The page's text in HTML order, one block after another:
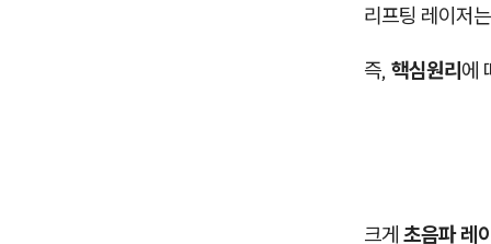
리프팅 레이저
즉, 핵심원리에
크게 초음파 레